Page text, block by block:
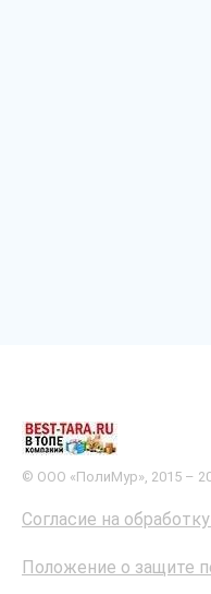
© ООО «ПолиМур», 2015 –
Согласие на
Положение о защите